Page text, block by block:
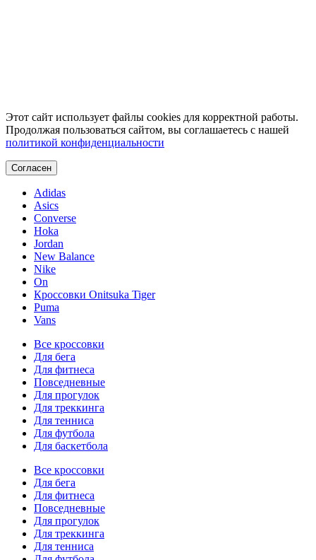
Этот сайт использует файлы cookies для корректной работы.
Продолжая пользоваться сайтом, вы соглашаетесь с нашей
политикой конфиденциальности
Согласен
Adidas
Asics
Converse
Hoka
Jordan
New Balance
Nike
On
Кроссовки Onitsuka Tiger
Puma
Vans
Все кроссовки
Для бега
Для фитнеса
Повседневные
Для прогулок
Для треккинга
Для тенниса
Для футбола
Для баскетбола
Все кроссовки
Для бега
Для фитнеса
Повседневные
Для прогулок
Для треккинга
Для тенниса